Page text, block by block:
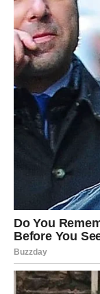
Poruka za Raka:
Ne moraš da se
povredi.
LAV –
iskrenost
Lav želi ljubav,
situacije u
samo snagu.
pazi da to ne
Slobodni Lavovi
pitanje je: da li je